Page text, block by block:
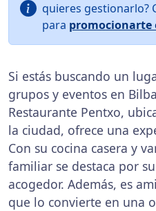
quieres gestionarlo?
para promocionarte
Si estás buscando un
grupos y eventos en
Restaurante Pentxo,
la ciudad, ofrece una
Con su cocina casera y
familiar se destaca por
acogedor. Además, es
que lo convierte en una